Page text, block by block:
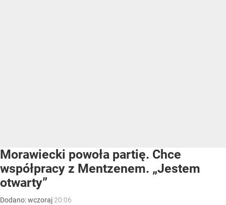
Morawiecki powoła partię. Chce
współpracy z Mentzenem. „Jestem
otwarty”
Dodano:wczoraj 20:06